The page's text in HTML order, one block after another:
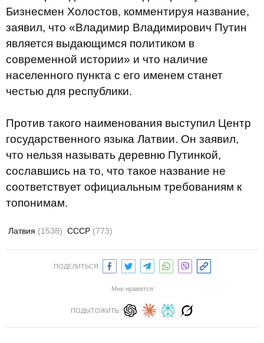
Бизнесмен Холостов, комментируя название,
заявил, что «Владимир Владимирович Путин
является выдающимся политиком в
современной истории» и что наличие
населенного пункта с его именем станет
честью для республики.
Против такого наименования выступил Центр
государственного языка Латвии. Он заявил,
что нельзя называть деревню Путинкой,
сославшись на то, что такое название не
соответствует официальным требованиям к
топонимам.
Латвия (1538) СССР (773)
ПОДЕЛИТЬСЯ:
Мне нравится
ПОДЫТОЖИТЬ: